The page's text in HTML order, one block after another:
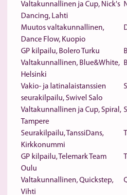
Valtakunnallinen ja Cup, Nick's
Dancing, Lahti
Muutos valtakunnallinen,
Dance Flow, Kuopio
GP kilpailu, Bolero Turku
Valtakunnallinen, Blue&White,
Helsinki
Vakio- ja latinalaistanssien
seurakilpailu, Swivel Salo
Valtakunnallinen ja Cup, Spiral,
Tampere
Seurakilpailu, TanssiDans,
Kirkkonummi
GP kilpailu, Telemark Team
Oulu
Valtakunnallinen, Quickstep,
Vihti